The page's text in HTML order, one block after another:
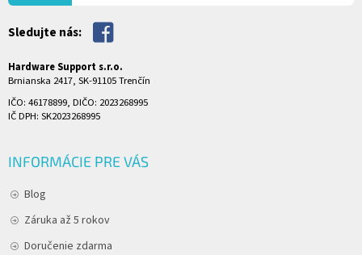
Sledujte nás:
Hardware Support s.r.o.
Brnianska 2417, SK-91105 Trenčín
IČO: 46178899, DIČO: 2023268995
IČ DPH: SK2023268995
INFORMÁCIE PRE VÁS
Blog
Záruka až 5 rokov
Doručenie zdarma